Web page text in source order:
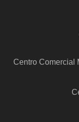
Centro Comercial